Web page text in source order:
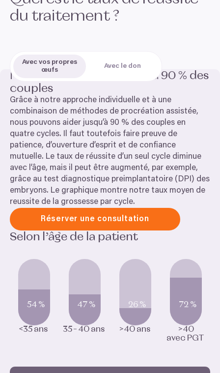
du traitement ?
Avec vos propres
œufs
Avec le don
Nous pouvons aider jusqu’à 90 % des
couples
Grâce à notre approche individuelle et à une
combinaison de méthodes de procréation assistée,
nous pouvons aider jusqu’à 90 % des couples en
quatre cycles. Il faut toutefois faire preuve de
patience, d’ouverture d’esprit et de confiance
mutuelle. Le taux de réussite d’un seul cycle diminue
avec l’âge, mais il peut être augmenté, par exemple,
grâce au test diagnostique preimplantatoire ( DPI) des
embryons. Le graphique montre notre taux moyen de
reussite de la grossesse par cycle.
Réserver une consultation
Selon l’âge de la patient
54%
<35 ans
47 %
35– 40 ans
26 %
>40ans
72 %
>40
avec PGT